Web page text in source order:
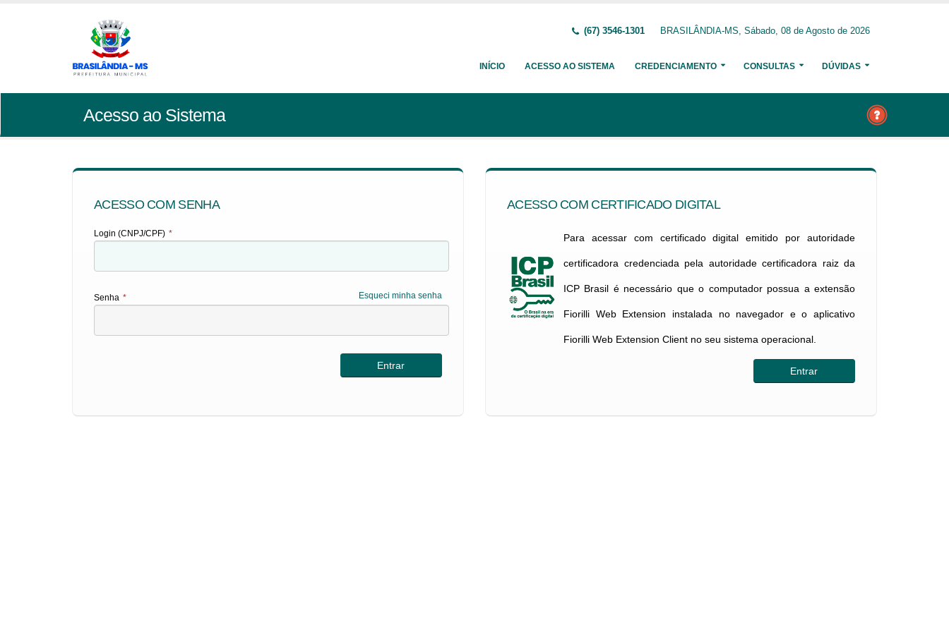
(67) 3546-1301 BRASILÂNDIA-MS, Sábado, 08 de Agosto de 2026
INÍCIO ACESSO AO SISTEMA CREDENCIAMENTO CONSULTAS DÚVIDAS
Acesso ao Sistema
ACESSO COM SENHA
Login (CNPJ/CPF) *
Esqueci minha senha
Senha *
ACESSO COM CERTIFICADO DIGITAL
Para acessar com certificado digital emitido por autoridade
certificadora credenciada pela autoridade certificadora raiz da
ICP Brasil é necessário que o computador possua a extensão
Fiorilli Web Extension instalada no navegador e o aplicativo
Fiorilli Web Extension Client no seu sistema operacional.